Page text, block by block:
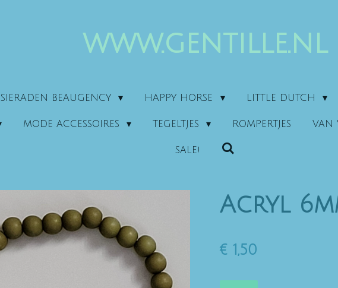
www.gentille.nl
SIERADEN BEAUGENCY HAPPY HORSE LITTLE DUTCH
MODE ACCESSOIRES TEGELTJES ROMPERTJES VAN
SALE!
Acryl
€ 1,50